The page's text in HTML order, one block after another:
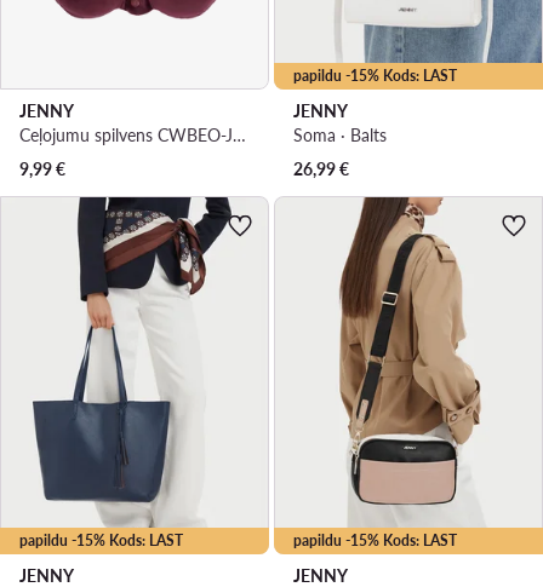
JENNY
Ceļojumu spilvens CWBEO-JNY-001-AW26 Bordo
9,99€
papildu -15% Kods: LAST
JENNY
Soma · Balts
26,99€
papildu -15% Kods: LAST
JENNY
papildu -15% Kods: LAST
JENNY